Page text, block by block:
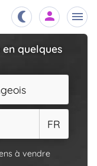
quelques
FR
à vendre